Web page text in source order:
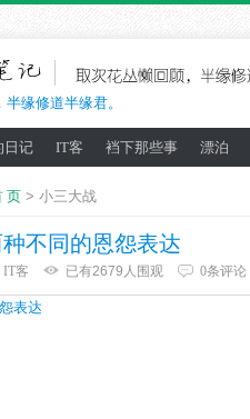
缘修道半缘君。
日记 IT客 裆下那些事 漂泊
页 > 小三大战
种不同的恩怨表达
IT客 已有2679人围观 0条评论